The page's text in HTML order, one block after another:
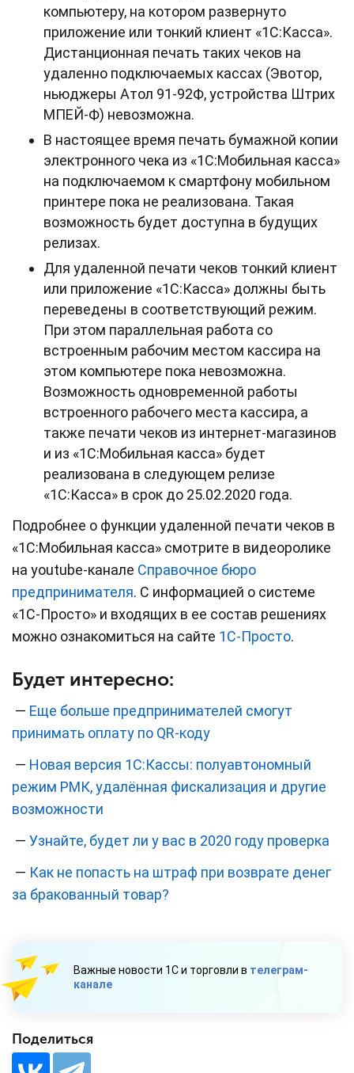
компьютеру, на котором развернуто
приложение или тонкий клиент «1С:Касса».
Дистанционная печать таких чеков на
удаленно подключаемых кассах (Эвотор,
ньюджеры Атол 91-92Ф, устройства Штрих
МПЕЙ-Ф) невозможна.
В настоящее время печать бумажной копии
электронного чека из «1С:Мобильная касса»
на подключаемом к смартфону мобильном
принтере пока не реализована. Такая
возможность будет доступна в будущих
релизах.
Для удаленной печати чеков тонкий клиент
или приложение «1С:Касса» должны быть
переведены в соответствующий режим.
При этом параллельная работа со
встроенным рабочим местом кассира на
этом компьютере пока невозможна.
Возможность одновременной работы
встроенного рабочего места кассира, а
также печати чеков из интернет-магазинов
и из «1С:Мобильная касса» будет
реализована в следующем релизе
«1С:Касса» в срок до 25.02.2020 года.
Подробнее о функции удаленной печати чеков в
«1С:Мобильная касса» смотрите в видеоролике
на youtube-канале Справочное бюро
предпринимателя. С информацией о системе
«1С-Просто» и входящих в ее состав решениях
можно ознакомиться на сайте 1С-Просто.
Будет интересно:
— Еще больше предпринимателей смогут
принимать оплату по QR-коду
— Новая версия 1С:Кассы: полуавтономный
режим РМК, удалённая фискализация и другие
возможности
— Узнайте, будет ли у вас в 2020 году проверка
— Как не попасть на штраф при возврате денег
за бракованный товар?
Важные новости 1С и торговли в телеграм-
канале
Поделиться